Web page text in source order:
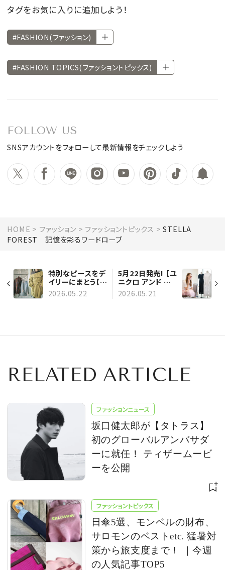
タグをお気に入りに追加しよう！
#FASHION(ファッション)
#FASHION TOPICS(ファッショントピックス)
FOLLOW US
SNSアカウントをフォローして最新情報をチェックしよう
HOME ファッション ファッショントピックス
STELLA
FOREST 記憶を彩るワードローブ
特別なピースをデ
イリーにまとう【フ
ァッションラバー
が語る、時を超え
2026.05.22
5月22日発売! 【ユ
ニクロ アンド セ
シリー バンセン】
はなぜ実現した？
2026.05.21
RELATED ARTICLE
ファッションニュース
坂口健太郎が【タトラス】
初のグローバルアンバサダ
ーに就任！ ティザームービ
ーを公開
ファッショントピックス
日傘5選、モンベルの財布、
サロモンのベストetc. 猛暑対
策から旅支度まで！ ｜今週
の人気記事TOP5